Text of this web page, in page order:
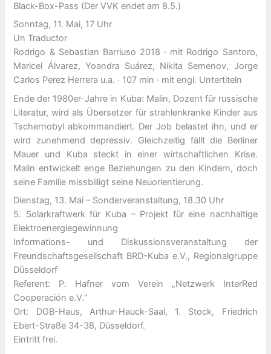
Black-Box-Pass (Der VVK endet am 8.5.)
Sonntag, 11. Mai, 17 Uhr
Un Traductor
Rodrigo & Sebastian Barriuso 2018 · mit Rodrigo Santoro,
Maricel Álvarez, Yoandra Suárez, Nikita Semenov, Jorge
Carlos Perez Herrera u.a. · 107 min · mit engl. Untertiteln
Ende der 1980er-Jahre in Kuba: Malin, Dozent für russische
Literatur, wird als Übersetzer für strahlenkranke Kinder aus
Tschernobyl abkommandiert. Der Job belastet ihn, und er
wird zunehmend depressiv. Gleichzeitig fällt die Berliner
Mauer und Kuba steckt in einer wirtschaftlichen Krise.
Malin entwickelt enge Beziehungen zu den Kindern, doch
seine Familie missbilligt seine Neuorientierung.
Dienstag, 13. Mai – Sonderveranstaltung, 18.30 Uhr
5. Solarkraftwerk für Kuba – Projekt für eine nachhaltige
Elektroenergiegewinnung
Informations- und Diskussionsveranstaltung der
Freundschaftsgesellschaft BRD-Kuba e.V., Regionalgruppe
Düsseldorf
Referent: P. Hafner vom Verein „Netzwerk InterRed
Cooperación e.V.“
Ort: DGB-Haus, Arthur-Hauck-Saal, 1. Stock, Friedrich
Ebert-Straße 34-38, Düsseldorf.
Eintritt frei.